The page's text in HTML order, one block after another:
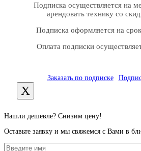
Подписка осуществляется на
арендовать технику со
Подписка оформляется на
Оплата подписки
Заказать по подписке
X
Нашли дешевле? Снизим цену!
Оставьте заявку и мы свяжемся с Вами в